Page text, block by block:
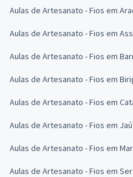
Aulas de Artesanato - Fios em
Aulas de Artesanato - Fios em
Aulas de Artesanato - Fios em
Aulas de Artesanato - Fios em
Aulas de Artesanato - Fios em
Aulas de Artesanato - Fios em Jaú
Aulas de Artesanato - Fios em
Aulas de Artesanato - Fios em